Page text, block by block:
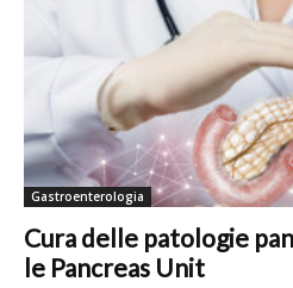
Gastroenterologia
Cura delle patologie
le Pancreas Unit